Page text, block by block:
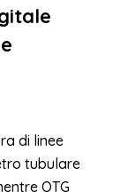
di linee
tubulare
OTG